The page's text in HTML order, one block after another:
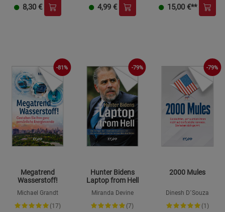
8,30 € 4,99 € 15,00 €**
-81%
Megatrend
Wasserstoff!
Michael Grandt
(17)
-79%
Hunter Bidens
Laptop from Hell
Miranda Devine
(7)
-79%
2000 Mules
Dinesh D´Souza
(1)